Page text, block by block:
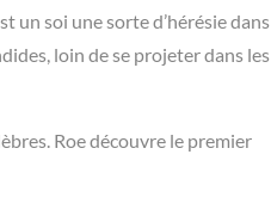
un soi une sorte d’hérésie dans
loin de se projeter dans les
Roe découvre le premier